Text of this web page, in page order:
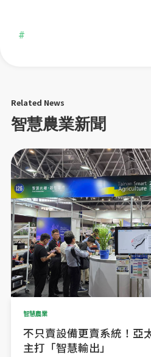
#
Related News
智慧農業新聞
不只賣設備更賣系統！亞
主打「智慧輸出」
智慧農業